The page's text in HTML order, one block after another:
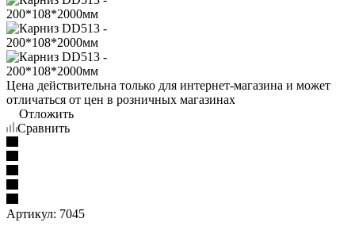
Цена действительна только для интернет-магазина и может
отличаться от цен в розничных магазинах
Отложить
Сравнить
Артикул: 7045